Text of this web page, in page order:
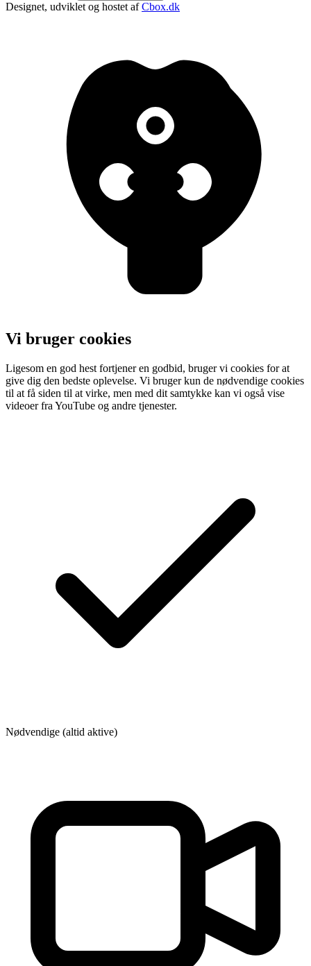
Designet, udviklet og hostet afCbox.dk
Vi bruger cookies
Ligesom en god hest fortjener en godbid, bruger vi cookies for at
give dig den bedste oplevelse. Vi bruger kun de nødvendige cookies
til at få siden til at virke, men med dit samtykke kan vi også vise
videoer fra YouTube og andre tjenester.
Nødvendige (altid aktive)